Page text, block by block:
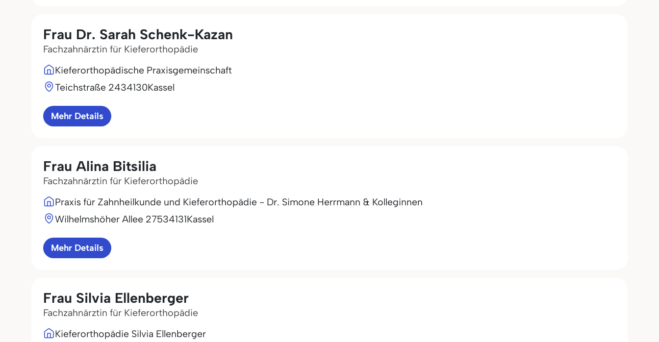
Frau Dr. Sarah Schenk-Kazan
Fachzahnärztin für Kieferorthopädie
Kieferorthopädische Praxisgemeinschaft
Teichstraße 2434130Kassel
Mehr Details
Frau Alina Bitsilia
Fachzahnärztin für Kieferorthopädie
Praxis für Zahnheilkunde und Kieferorthopädie - Dr. Simone Herrmann & Kolleginnen
Wilhelmshöher Allee 27534131Kassel
Mehr Details
Frau Silvia Ellenberger
Fachzahnärztin für Kieferorthopädie
Kieferorthopädie Silvia Ellenberger